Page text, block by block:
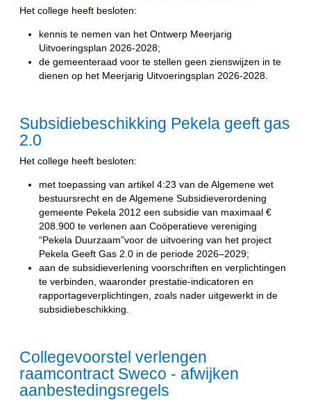
Het college heeft besloten:
kennis te nemen van het Ontwerp Meerjarig
Uitvoeringsplan 2026-2028;
de gemeenteraad voor te stellen geen zienswijzen in te
dienen op het Meerjarig Uitvoeringsplan 2026-2028.
Subsidiebeschikking Pekela geeft gas
2.0
Het college heeft besloten:
met toepassing van artikel 4:23 van de Algemene wet
bestuursrecht en de Algemene Subsidieverordening
gemeente Pekela 2012 een subsidie van maximaal €
208.900 te verlenen aan Coöperatieve vereniging
“Pekela Duurzaam”voor de uitvoering van het project
Pekela Geeft Gas 2.0 in de periode 2026–2029;
aan de subsidieverlening voorschriften en verplichtingen
te verbinden, waaronder prestatie-indicatoren en
rapportageverplichtingen, zoals nader uitgewerkt in de
subsidiebeschikking.
Collegevoorstel verlengen
raamcontract Sweco - afwijken
aanbestedingsregels